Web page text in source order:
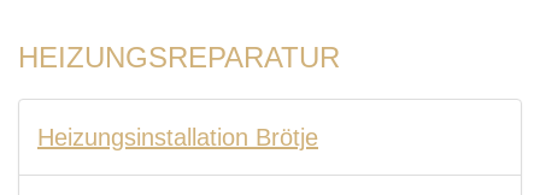
HEIZUNGSREPARATUR
Heizungsinstallation Brötje